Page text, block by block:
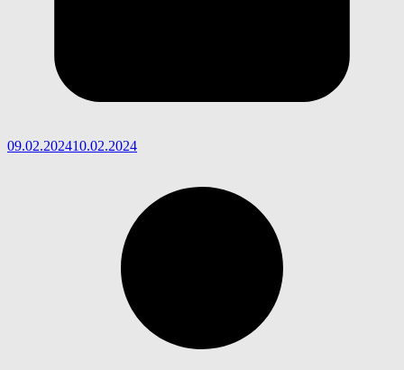
09.02.202410.02.2024